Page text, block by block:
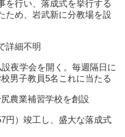
行い、落成式を挙行する
め、岩武新に分教場を設
詳細不明
夜学会を開く。毎週隔日に
男子教員5名これに当たる
業補習学校を創設
円）竣工し、盛大な落成式